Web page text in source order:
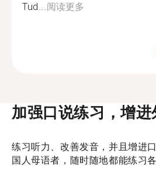
Tud... 阅读更多
加强口说练习，增进
练习听力、改善发音，并且增进
国人母语者，随时随地都能练习各